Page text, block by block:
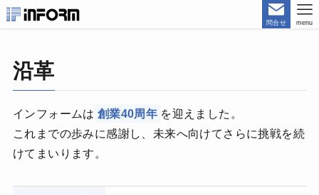
問合せ menu
沿革
インフォームは 創業40周年 を迎えました。
これまでの歩みに感謝し、未来へ向けてさらに挑戦を続
けてまいります。